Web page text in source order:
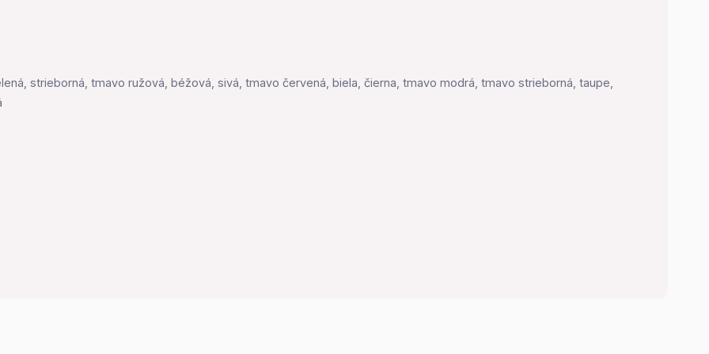
strieborná, tmavo ružová, béžová, sivá, tmavo červená, biela, čierna, tmavo modrá, tmavo strieborná, taupe,